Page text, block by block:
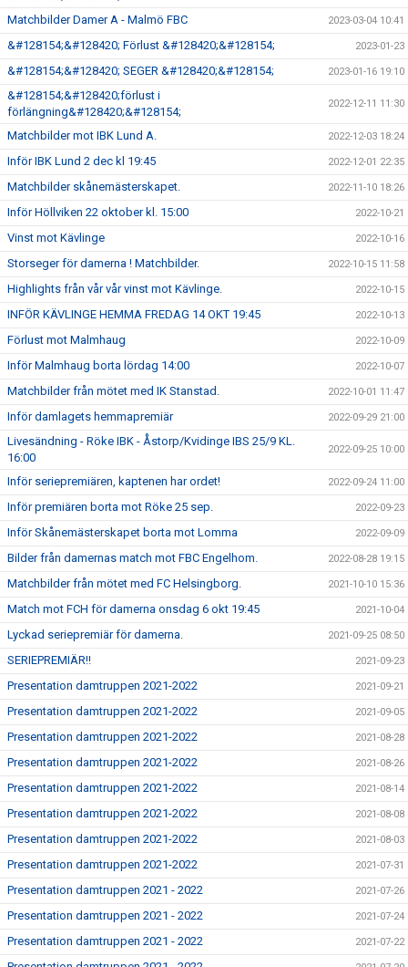
Matchbilder Damer A - Malmö FBC 2023-03-04 10:41
&#128154;&#128420; Förlust &#128420;&#128154; 2023-01-23
&#128154;&#128420; SEGER &#128420;&#128154; 2023-01-16 19:10
&#128154;&#128420;förlust i
förlängning&#128420;&#128154;
2022-12-11 11:30
Matchbilder mot IBK Lund A. 2022-12-03 18:24
Inför IBK Lund 2 dec kl 19:45 2022-12-01 22:35
Matchbilder skånemästerskapet. 2022-11-10 18:26
Inför Höllviken 22 oktober kl. 15:00 2022-10-21
Vinst mot Kävlinge 2022-10-16
Storseger för damerna ! Matchbilder. 2022-10-15 11:58
Highlights från vår vår vinst mot Kävlinge. 2022-10-15
INFÖR KÄVLINGE HEMMA FREDAG 14 OKT 19:45 2022-10-13
Förlust mot Malmhaug 2022-10-09
Inför Malmhaug borta lördag 14:00 2022-10-07
Matchbilder från mötet med IK Stanstad. 2022-10-01 11:47
Inför damlagets hemmapremiär 2022-09-29 21:00
Livesändning - Röke IBK - Åstorp/Kvidinge IBS 25/9 KL.
16:00
2022-09-25 10:00
Inför seriepremiären, kaptenen har ordet! 2022-09-24 11:00
Inför premiären borta mot Röke 25 sep. 2022-09-23
Inför Skånemästerskapet borta mot Lomma 2022-09-09
Bilder från damernas match mot FBC Engelhom. 2022-08-28 19:15
Matchbilder från mötet med FC Helsingborg. 2021-10-10 15:36
Match mot FCH för damerna onsdag 6 okt 19:45 2021-10-04
Lyckad seriepremiär för damerna. 2021-09-25 08:50
SERIEPREMIÄR!! 2021-09-23
Presentation damtruppen 2021-2022 2021-09-21
Presentation damtruppen 2021-2022 2021-09-05
Presentation damtruppen 2021-2022 2021-08-28
Presentation damtruppen 2021-2022 2021-08-26
Presentation damtruppen 2021-2022 2021-08-14
Presentation damtruppen 2021-2022 2021-08-08
Presentation damtruppen 2021-2022 2021-08-03
Presentation damtruppen 2021-2022 2021-07-31
Presentation damtruppen 2021 - 2022 2021-07-26
Presentation damtruppen 2021 - 2022 2021-07-24
Presentation damtruppen 2021 - 2022 2021-07-22